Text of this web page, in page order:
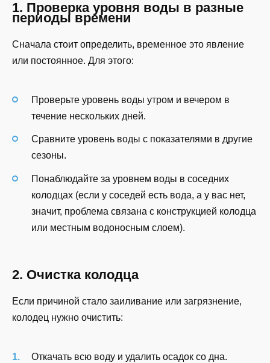
1. Проверка уровня воды в разные
периоды времени
Сначала стоит определить, временное это явление
или постоянное. Для этого:
Проверьте уровень воды утром и вечером в
течение нескольких дней.
Сравните уровень воды с показателями в другие
сезоны.
Понаблюдайте за уровнем воды в соседних
колодцах (если у соседей есть вода, а у вас нет,
значит, проблема связана с конструкцией колодца
или местным водоносным слоем).
2. Очистка колодца
Если причиной стало заиливание или загрязнение,
колодец нужно очистить:
Откачать всю воду и удалить осадок со дна.